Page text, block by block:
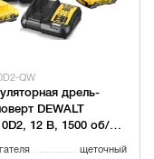
QW
дрель-
DEWALT
12 В, 1500 об/
щеточный